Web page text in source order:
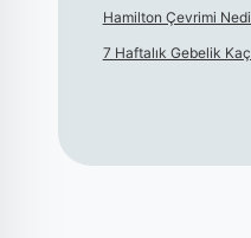
Hamilton Çevrimi
7 Haftalık Gebelik Kaç